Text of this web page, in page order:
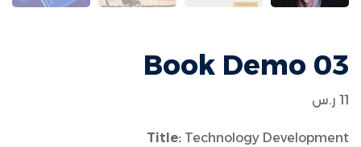
Book Demo 03
11 ر.س
Title: Technology Development